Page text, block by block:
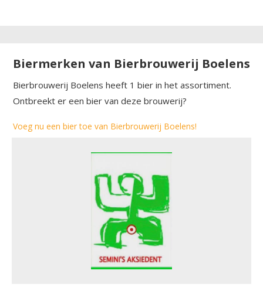
Biermerken van Bierbrouwerij Boelens
Bierbrouwerij Boelens heeft 1 bier in het assortiment.
Ontbreekt er een bier van deze brouwerij?
Voeg nu een bier toe van Bierbrouwerij Boelens!